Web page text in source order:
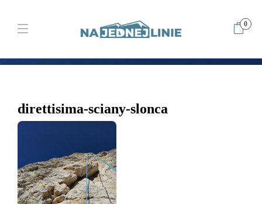
0
Home
Kamieniołom Liban – krakowskie wspinanie, które czuć jak
direttisima-sciany-slonca
direttisima-sciany-slonca